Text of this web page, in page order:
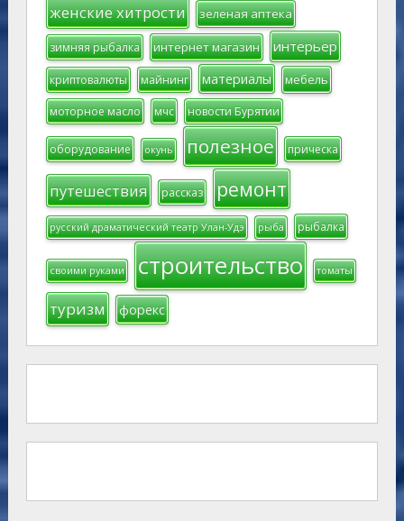
женские хитрости зеленая аптека
зимняя рыбалка интернет магазин интерьер
криптовалюты майнинг материалы мебель
моторное масло мчс новости Бурятии
оборудование окунь полезное прическа
путешествия рассказ ремонт
русский драматический театр Улан-Удэ рыба рыбалка
своими руками строительство томаты
туризм форекс